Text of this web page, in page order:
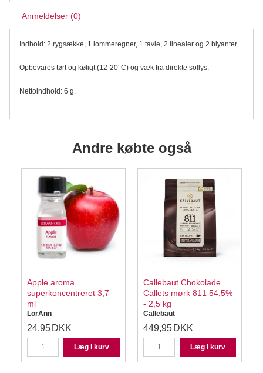
Anmeldelser (0)
Indhold: 2 rygsække, 1 lommeregner, 1 tavle, 2 linealer og 2 blyanter
Opbevares tørt og køligt (12-20°C) og væk fra direkte sollys.
Nettoindhold: 6 g.
Andre købte også
Apple aroma
superkoncentreret 3,7
ml
LorAnn
24,95 DKK
Læg i kurv
Callebaut Chokolade
Callets mørk 811 54,5%
- 2,5 kg
Callebaut
449,95 DKK
Læg i kurv